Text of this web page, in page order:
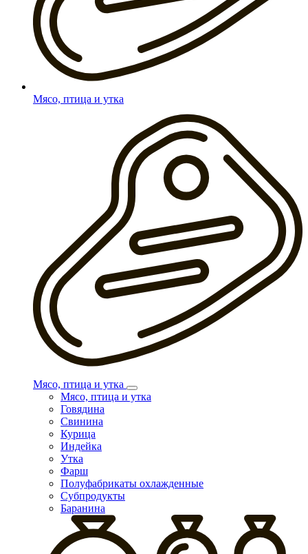
Мясо, птица и утка
Мясо, птица и утка
Мясо, птица и утка
Говядина
Свинина
Курица
Индейка
Утка
Фарш
Полуфабрикаты охлажденные
Субпродукты
Баранина